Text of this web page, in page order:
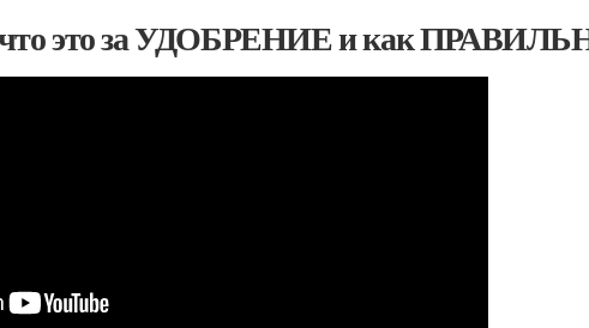
это за УДОБРЕНИЕ и как